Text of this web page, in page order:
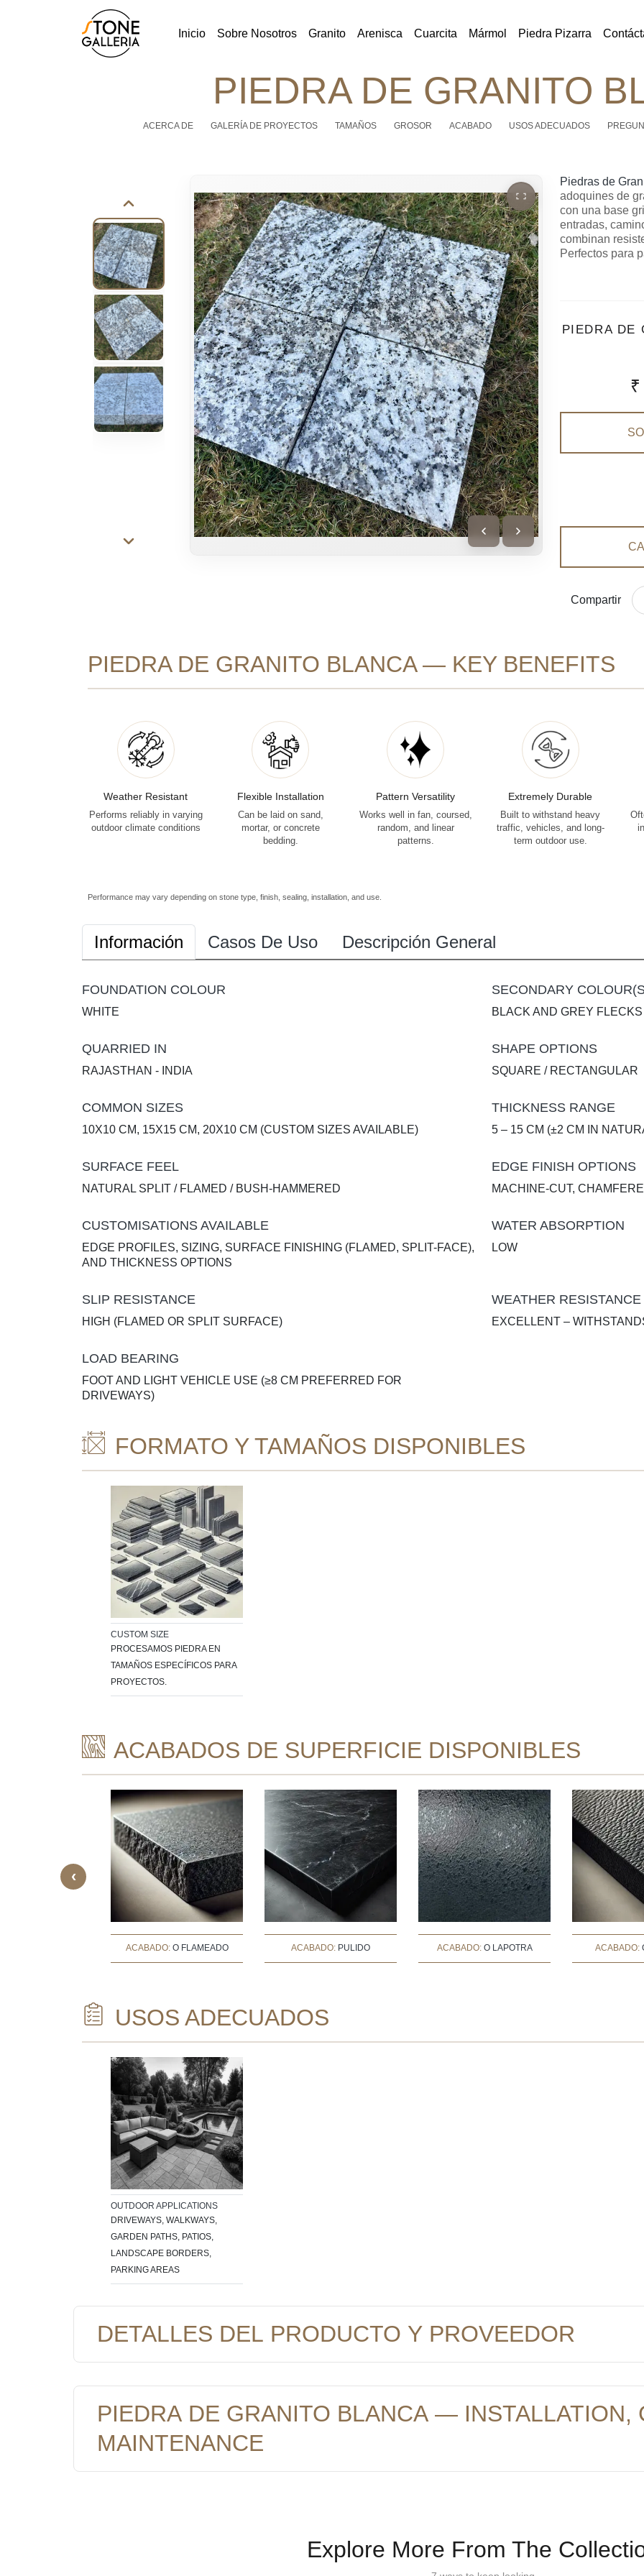
Inicio Sobre Nosotros Granito Arenisca Cuarcita Mármol Piedra Pizarra
PIEDRA DE GRANITO
ACERCA DE GALERÍA DE PROYECTOS TAMAÑOS GROSOR ACABADO USOS ADECUADOS
Piedras de
adoquines de
con una base
entradas,
combinan
Perfectos para
PIEDRA DE
₹
Compartir
PIEDRA DE GRANITO BLANCA — KEY BENEFITS
Weather Resistant
Performs reliably in varying
outdoor climate conditions
Flexible Installation
Can be laid on sand,
mortar, or concrete
bedding.
Pattern Versatility
Works well in fan, coursed,
random, and linear
patterns.
Extremely Durable
Built to withstand heavy
traffic, vehicles, and long-
term outdoor use.
Performance may vary depending on stone type, finish, sealing, installation, and use.
Información Casos De Uso Descripción General
FOUNDATION COLOUR
WHITE
SECONDARY
BLACK AND GREY FLECKS
QUARRIED IN
RAJASTHAN - INDIA
SHAPE OPTIONS
SQUARE / RECTANGULAR
COMMON SIZES
10X10 CM, 15X15 CM, 20X10 CM (CUSTOM SIZES AVAILABLE)
THICKNESS RANGE
5 – 15 CM (±2 CM IN
SURFACE FEEL
NATURAL SPLIT / FLAMED / BUSH-HAMMERED
EDGE FINISH OPTIONS
MACHINE-CUT,
CUSTOMISATIONS AVAILABLE
EDGE PROFILES, SIZING, SURFACE FINISHING (FLAMED, SPLIT-FACE),
AND THICKNESS OPTIONS
WATER ABSORPTION
LOW
SLIP RESISTANCE
HIGH (FLAMED OR SPLIT SURFACE)
WEATHER RESISTANCE
EXCELLENT –
LOAD BEARING
FOOT AND LIGHT VEHICLE USE (≥8 CM PREFERRED FOR
DRIVEWAYS)
FORMATO Y TAMAÑOS DISPONIBLES
CUSTOM SIZE
PROCESAMOS PIEDRA EN
TAMAÑOS ESPECÍFICOS PARA
PROYECTOS.
ACABADOS DE SUPERFICIE DISPONIBLES
‹
ACABADO: O FLAMEADO ACABADO: PULIDO ACABADO: O LAPOTRA ACABADO:
USOS ADECUADOS
OUTDOOR APPLICATIONS
DRIVEWAYS, WALKWAYS,
GARDEN PATHS, PATIOS,
LANDSCAPE BORDERS,
PARKING AREAS
DETALLES DEL PRODUCTO Y PROVEEDOR
PIEDRA DE GRANITO BLANCA — INSTALLATION,
MAINTENANCE
Explore More From The